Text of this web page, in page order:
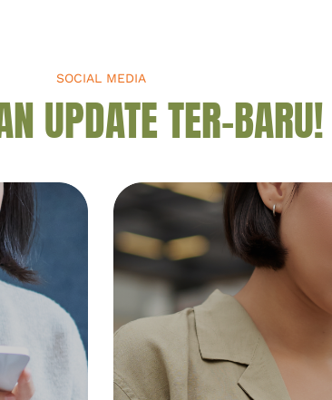
SOCIAL MEDIA
UPDATE TER-BARU!